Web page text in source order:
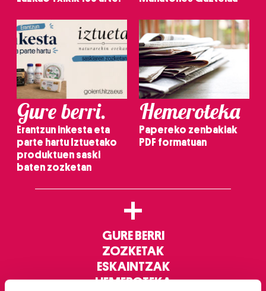
Gure berri.
Erantzun inkesta eta
parte hartu Iztuetako
produktuen saski
baten zozketan
Hemeroteka
Papereko zenbakiak
PDF formatuan
+
GURE BERRI
ZOZKETAK
ESKAINTZAK
HEMEROTEKA